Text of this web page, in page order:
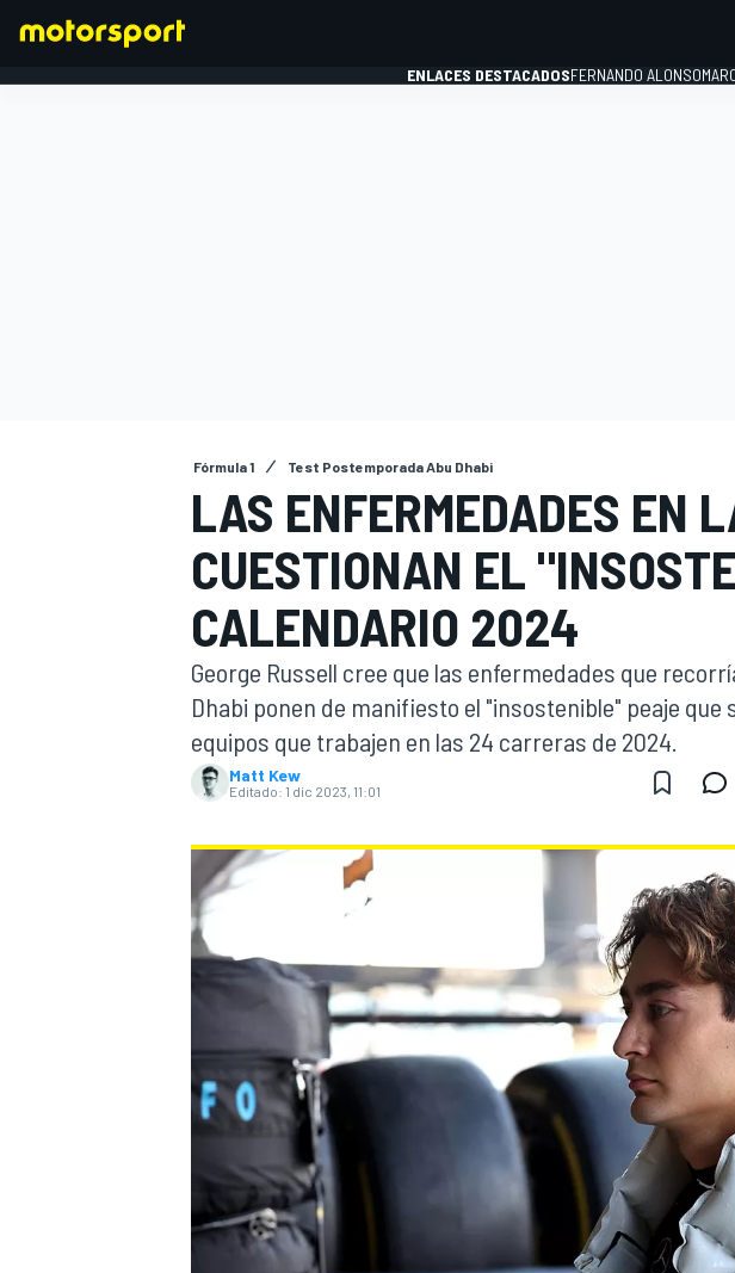
WEC
ENLACES DESTACADOSFERNANDO ALONSO
Fórmula 1 Test Postemporada Abu Dhabi
LAS ENFERMEDADES EN
CUESTIONAN EL
CALENDARIO 2024
George Russell cree que las enfermedades que
Dhabi ponen de manifiesto el "insostenible" peaje que
equipos que trabajen en las 24 carreras de 2024.
Matt Kew
Editado: 1 dic 2023, 11:01